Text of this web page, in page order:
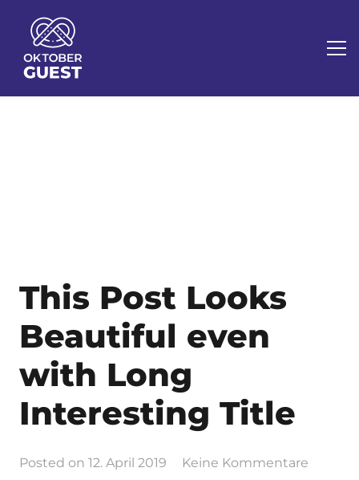
This Post Looks
Beautiful even
with Long
Interesting Title
Posted on 12. April 2019 Keine Kommentare